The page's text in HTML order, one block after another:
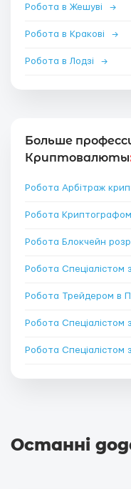
Робота в Жешуві →
Робота в Кракові →
Робота в Лодзі →
Больше
Криптовалюты
Робота Арбітраж
Робота
Робота Блокчейн
Робота Спеціалістом
Робота Трейдером в
Робота Спеціалістом
Останні